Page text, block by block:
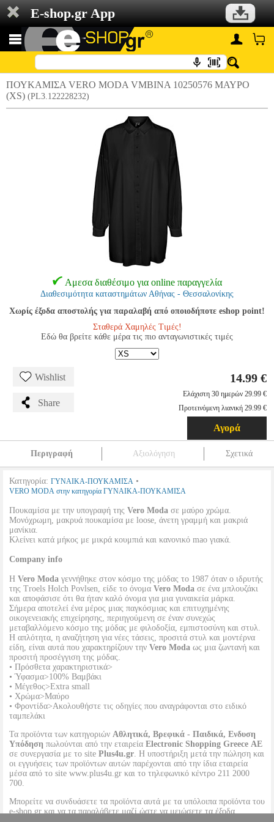
E-shop.gr App
ΠΟΥΚΑΜΙΣΑ VERO MODA VMBINA 10250576 ΜΑΥΡΟ
(XS) (PL3.122228232)
Αμεσα διαθέσιμο για online παραγγελία
Διαθεσιμότητα καταστημάτων Αθήνας - Θεσσαλονίκης
Χωρίς έξοδα αποστολής για παραλαβή από οποιοδήποτε eshop point!
Σταθερά Χαμηλές Τιμές!
Εδώ θα βρείτε κάθε μέρα τις πιο ανταγωνιστικές τιμές
Wishlist
Share
14.99 €
Ελάχιστη 30 ημερών 29.99 €
Προτεινόμενη λιανική 29.99 €
Αγορά
Περιγραφή Αξιολόγηση Σχετικά
Κατηγορία: ΓΥΝΑΙΚΑ-ΠΟΥΚΑΜΙΣΑ •
VERO MODA στην κατηγορία ΓΥΝΑΙΚΑ-ΠΟΥΚΑΜΙΣΑ
Πουκαμίσα με την υπογραφή της Vero Moda σε μαύρο χρώμα.
Μονόχρωμη, μακρυά πουκαμίσα με loose, άνετη γραμμή και μακριά
μανίκια.
Κλείνει κατά μήκος με μικρά κουμπιά και κανονικό mao γιακά.
Company info
Η Vero Moda γεννήθηκε στον κόσμο της μόδας το 1987 όταν ο ιδρυτής
της Troels Holch Povlsen, είδε το όνομα Vero Moda σε ένα μπλουζάκι
και αποφάσισε ότι θα ήταν καλό όνομα για μια γυναικεία μάρκα.
Σήμερα αποτελεί ένα μέρος μιας παγκόσμιας και επιτυχημένης
οικογενειακής επιχείρησης, περιηγούμενη σε έναν συνεχώς
μεταβαλλόμενο κόσμο της μόδας με φιλοδοξία, εμπιστοσύνη και στυλ.
Η απλότητα, η αναζήτηση για νέες τάσεις, προσιτά στυλ και μοντέρνα
είδη, είναι αυτά που χαρακτηρίζουν την Vero Moda ως μια ζωντανή και
προσιτή προσέγγιση της μόδας.
• Πρόσθετα χαρακτηριστικά>
• Ύφασμα>100% Βαμβάκι
• Μέγεθος>Extra small
• Χρώμα>Μαύρο
• Φροντίδα>Ακολουθήστε τις οδηγίες που αναγράφονται στο ειδικό
ταμπελάκι
Τα προϊόντα των κατηγοριών Αθλητικά, Βρεφικά - Παιδικά, Ενδυση
Υπόδηση πωλούνται από την εταιρεία Electronic Shopping Greece ΑΕ
σε συνεργασία με το site Plus4u.gr. Η υποστήριξη μετά την πώληση και
οι εγγυήσεις των προϊόντων αυτών παρέχονται από την ίδια εταιρεία
μέσα από το site www.plus4u.gr και το τηλεφωνικό κέντρο 211 2000
700.
Μπορείτε να συνδυάσετε τα προϊόντα αυτά με τα υπόλοιπα προϊόντα του
e-shop.gr και να τα παραλάβετε μαζί ώστε να μειώσετε τα έξοδα